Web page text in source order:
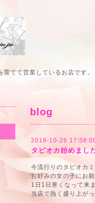
てて営業しているお店です。
blog
2019-10-26
タピオカ始めまし
今流行りのタピオカ
お好みの女の子にお
1日1日寒くなって来
当店で熱く盛り上が